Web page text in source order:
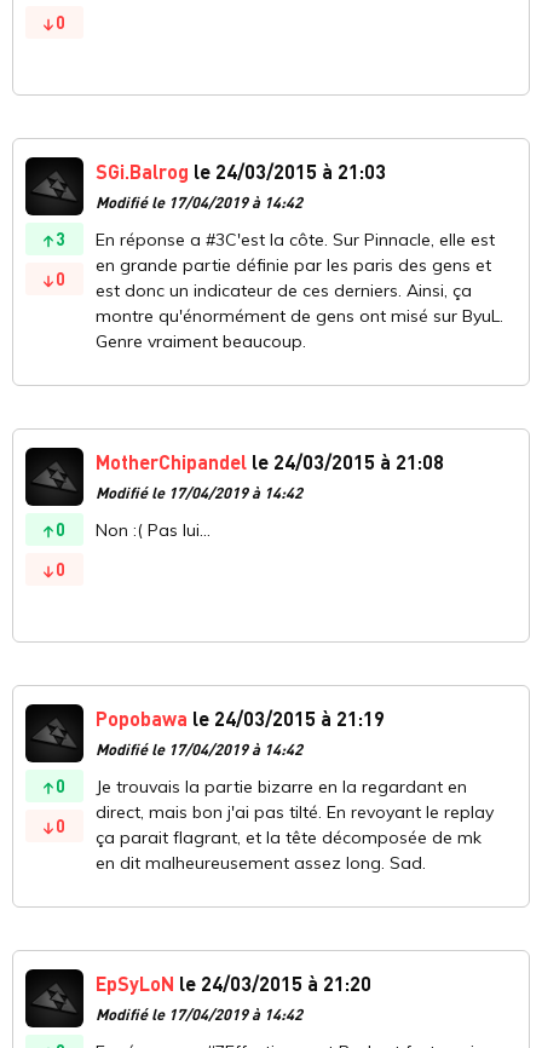
0
3
0
SGi.Balrog le 24/03/2015 à 21:03
Modifié le 17/04/2019 à 14:42
En réponse a #3C'est la côte. Sur Pinnacle, elle est
en grande partie définie par les paris des gens et
est donc un indicateur de ces derniers. Ainsi, ça
montre qu'énormément de gens ont misé sur ByuL.
Genre vraiment beaucoup.
0
0
MotherChipandel le 24/03/2015 à 21:08
Modifié le 17/04/2019 à 14:42
Non :( Pas lui...
0
0
Popobawa le 24/03/2015 à 21:19
Modifié le 17/04/2019 à 14:42
Je trouvais la partie bizarre en la regardant en
direct, mais bon j'ai pas tilté. En revoyant le replay
ça parait flagrant, et la tête décomposée de mk
en dit malheureusement assez long. Sad.
EpSyLoN le 24/03/2015 à 21:20
Modifié le 17/04/2019 à 14:42